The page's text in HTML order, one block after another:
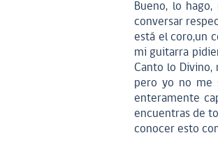
Bueno, lo
conversar
está el coro,un
mi guitarra
Canto lo
pero yo no me
enteramente
encuentras de
conocer esto